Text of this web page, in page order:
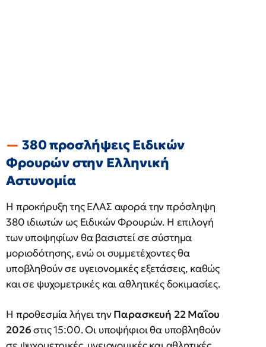
380 προσλήψεις Ειδικών
Φρουρών στην Ελληνική
Αστυνομία
Η προκήρυξη της ΕΛΑΣ αφορά την πρόσληψη
380 ιδιωτών ως Ειδικών Φρουρών. Η επιλογή
των υποψηφίων θα βασιστεί σε σύστημα
μοριοδότησης, ενώ οι συμμετέχοντες θα
υποβληθούν σε υγειονομικές εξετάσεις, καθώς
και σε ψυχομετρικές και αθλητικές δοκιμασίες.
Η προθεσμία λήγει τηνΠαρασκευή 22 Μαΐου
2026στις 15:00. Οι υποψήφιοι θα υποβληθούν